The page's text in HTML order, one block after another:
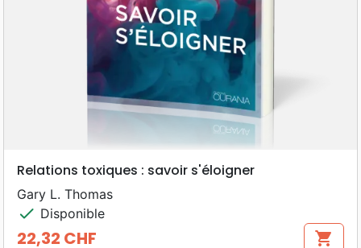
Relations toxiques : savoir s'éloigner
Gary L. Thomas
check Disponible
22,32 CHF shopping_cart